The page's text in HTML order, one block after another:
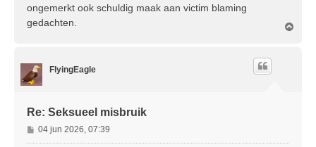
ongemerkt ook schuldig maak aan victim blaming
gedachten.
FlyingEagle
Re: Seksueel misbruik
B
e
04 jun 2026, 07:39